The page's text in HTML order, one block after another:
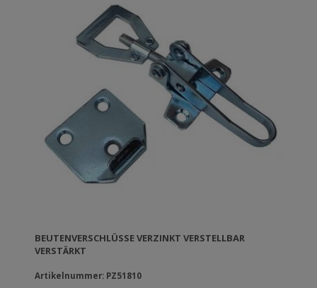
BEUTENVERSCHLÜSSE VERZINKT VERSTELLBAR V
ERSTÄRKT
Artikelnummer: PZ51810